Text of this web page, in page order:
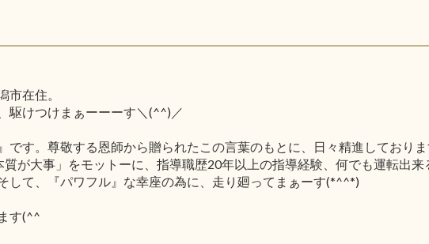
市在住。
駆けつけまぁーーーす＼(^^)／
です。尊敬する恩師から贈られたこの言葉のもとに、日々精進しており
が大事」をモットーに、指導職歴20年以上の指導経験、何でも運転出
して、『パワフル』な幸座の為に、走り廻ってまぁーす(*^^*)
す(^^ゞ